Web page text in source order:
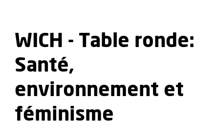
WICH - Table ronde:
Santé,
environnement et
féminisme